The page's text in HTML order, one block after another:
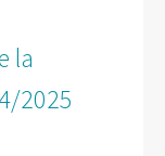
la
2025